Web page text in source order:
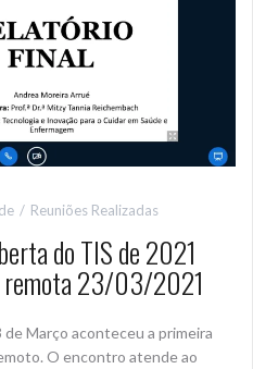
Reuniões Realizadas
do TIS de 2021
remota 23/03/2021
Março aconteceu a primeira
O encontro atende ao